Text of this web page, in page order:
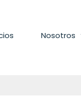
Nosotros